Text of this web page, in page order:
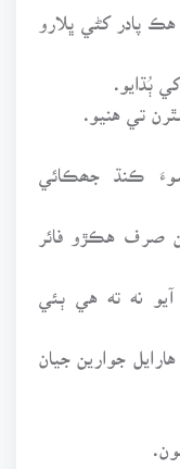
پادر کڻي ڀلارو
ٻُڌايو.
تي هنيو.
ڪنڌ جھڪائي
صرف هڪڙو فائر
نه ته هي ٻئي
جوارين جيان